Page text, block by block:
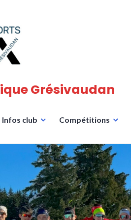
Grésivaudan
Infos club Compétitions